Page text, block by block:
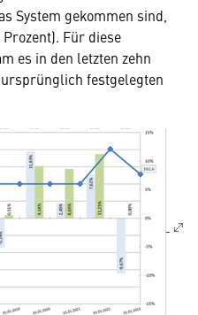
System gekommen sind,
Für diese
es in den letzten zehn
festgelegten